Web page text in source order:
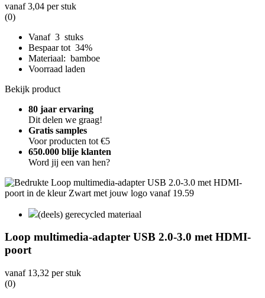
vanaf3,04 per stuk
(0)
Vanaf 3 stuks
Bespaar tot 34%
Materiaal: bamboe
Voorraad laden
Bekijk product
80 jaar ervaring
Dit delen we graag!
Gratis samples
Voor producten tot €5
650.000 blije klanten
Word jij een van hen?
(deels) gerecycled materiaal
Loop multimedia-adapter USB 2.0-3.0 met HDMI-
poort
vanaf 13,32 per stuk
(0)